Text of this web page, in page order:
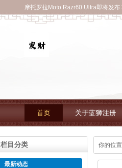
摩托罗拉Moto Razr60 Ultra即将发布
首页 关于蓝狮注册
栏目分类
最新动态
你的位置